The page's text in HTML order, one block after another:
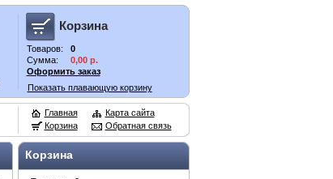
Корзина
Товаров:
0
Сумма:
0,00 р.
Оформить заказ
Показать плавающую корзину
Главная
Корзина
Карта сайта
Обратная связь
Корзина